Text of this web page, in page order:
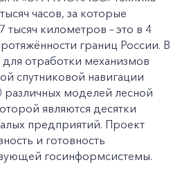
часов, за которые
тысяч километров – это в 4
границ России. В
отработки механизмов
спутниковой навигации
моделей лесной
являются десятки
предприятий. Проект
и готовность
госинформсистемы.